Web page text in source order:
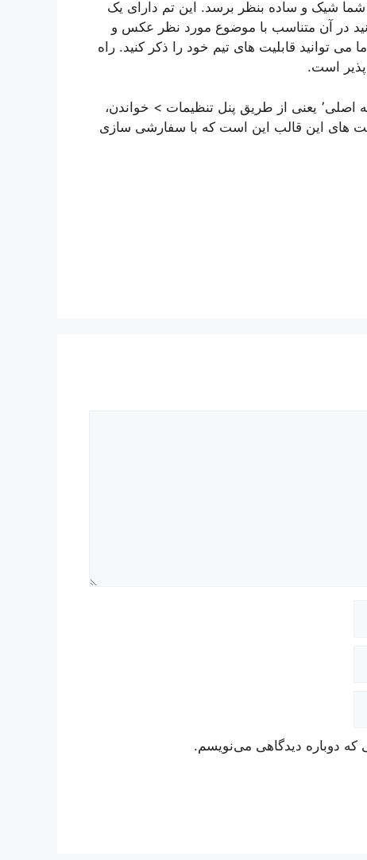
شیک و ساده بنظر برسد. این تم دارای یک
در آن متناسب با موضوع مورد نظر عکس و
توانید قابلیت های تیم خود را ذکر کنید. راه
است.
برای شروع استفاده از قالب باید از بخش تنظیمات صفحه اصلی٬ یعنی از طریق پنل تنظیمات > خواندن،
های این قالب این است که با سفارشی سازی
که دوباره دیدگاهی می‌نویسم.